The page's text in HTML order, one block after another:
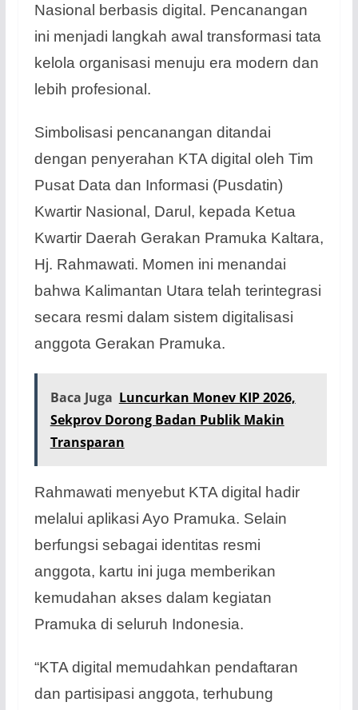
Nasional berbasis digital. Pencanangan
ini menjadi langkah awal transformasi tata
kelola organisasi menuju era modern dan
lebih profesional.
Simbolisasi pencanangan ditandai
dengan penyerahan KTA digital oleh Tim
Pusat Data dan Informasi (Pusdatin)
Kwartir Nasional, Darul, kepada Ketua
Kwartir Daerah Gerakan Pramuka Kaltara,
Hj. Rahmawati. Momen ini menandai
bahwa Kalimantan Utara telah terintegrasi
secara resmi dalam sistem digitalisasi
anggota Gerakan Pramuka.
Baca Juga Luncurkan Monev KIP 2026,
Sekprov Dorong Badan Publik Makin
Transparan
Rahmawati menyebut KTA digital hadir
melalui aplikasi Ayo Pramuka. Selain
berfungsi sebagai identitas resmi
anggota, kartu ini juga memberikan
kemudahan akses dalam kegiatan
Pramuka di seluruh Indonesia.
“KTA digital memudahkan pendaftaran
dan partisipasi anggota, terhubung